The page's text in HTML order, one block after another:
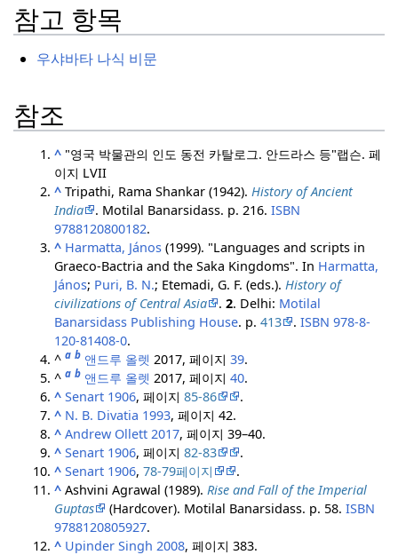
참고 항목
우샤바타 나식 비문
참조
^ "영국 박물관의 인도 동전 카탈로그. 안드라스 등"랩슨. 페
이지 LVII
^ Tripathi, Rama Shankar (1942). History of Ancient
India
. Motilal Banarsidass. p. 216.ISBN
9788120800182.
^ Harmatta, János (1999). "Languages and scripts in
Graeco-Bactria and the Saka Kingdoms". In Harmatta,
János; Puri, B. N.; Etemadi, G. F. (eds.). History of
civilizations of Central Asia
.2. Delhi: Motilal
Banarsidass Publishing House. p.413 .ISBN 978-8-
120-81408-0.
^a b 앤드루 올렛 2017, 페이지39.
^a b 앤드루 올렛 2017, 페이지40.
^ Senart 1906, 페이지85-86
.
^ N. B. Divatia 1993, 페이지 42.
^ Andrew Ollett 2017, 페이지 39–40.
^ Senart 1906, 페이지82-83
.
^ Senart 1906,78-79페이지
.
^ Ashvini Agrawal (1989). Rise and Fall of the Imperial
Guptas
(Hardcover). Motilal Banarsidass. p. 58.ISBN
9788120805927.
^ Upinder Singh 2008, 페이지 383.